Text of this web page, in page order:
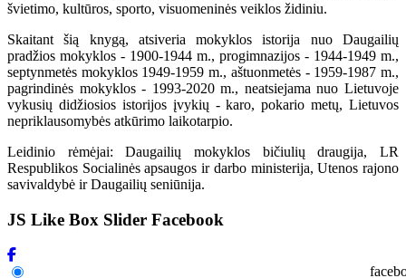
švietimo, kultūros, sporto, visuomeninės veiklos židiniu.
Skaitant šią knygą, atsiveria mokyklos istorija nuo Daugailių
pradžios mokyklos - 1900-1944 m., progimnazijos - 1944-1949 m.,
septynmetės mokyklos 1949-1959 m., aštuonmetės - 1959-1987 m.,
pagrindinės mokyklos - 1993-2020 m., neatsiejama nuo Lietuvoje
vykusių didžiosios istorijos įvykių - karo, pokario metų, Lietuvos
nepriklausomybės atkūrimo laikotarpio.
Leidinio rėmėjai: Daugailių mokyklos bičiulių draugija, LR
Respublikos Socialinės apsaugos ir darbo ministerija, Utenos rajono
savivaldybė ir Daugailių seniūnija.
JS Like Box Slider Facebook